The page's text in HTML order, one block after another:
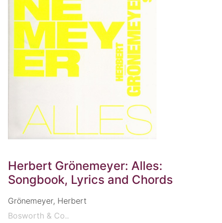
Herbert Grönemeyer: Alles:
Songbook, Lyrics and Chords
Grönemeyer, Herbert
Bosworth & Co..